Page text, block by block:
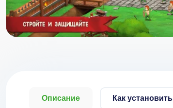
Описание Как установить